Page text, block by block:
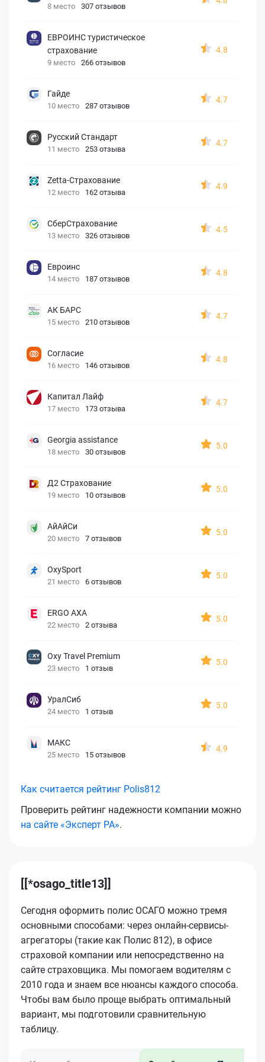
8 место 307 отзывов
ЕВРОИНС туристическое
страхование
9 место 266 отзывов
4.8
Гайде
10 место 287 отзывов
4.7
Русский Стандарт
11 место 253 отзыва
4.7
Zetta-Страхование
12 место 162 отзыва
4.9
СберСтрахование
13 место 326 отзывов
4.5
Евроинс
14 место 187 отзывов
4.8
АК БАРС
15 место 210 отзывов
4.7
Согласие
16 место 146 отзывов
4.8
Капитал Лайф
17 место 173 отзыва
4.7
Georgia assistance
18 место 30 отзывов
5.0
Д2 Страхование
19 место 10 отзывов
5.0
АйАйСи
20 место 7 отзывов
5.0
OxySport
21 место 6 отзывов
5.0
ERGO AXA
22 место 2 отзыва
5.0
Oxy Travel Premium
23 место 1 отзыв
5.0
УралСиб
24 место 1 отзыв
5.0
МАКС
25 место 15 отзывов
4.9
Как считается рейтинг Polis812
Проверить рейтинг надежности компании можно
на сайте «Эксперт РА».
[[*osago_title13]]
Сегодня оформить полис ОСАГО можно тремя
основными способами: через онлайн-сервисы-
агрегаторы (такие как Полис 812), в офисе
страховой компании или непосредственно на
сайте страховщика. Мы помогаем водителям с
2010 года и знаем все нюансы каждого способа.
Чтобы вам было проще выбрать оптимальный
вариант, мы подготовили сравнительную
таблицу.